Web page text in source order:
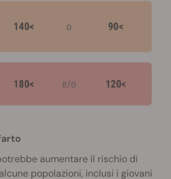
aumentare il rischio di
popolazioni, inclusi i giovani